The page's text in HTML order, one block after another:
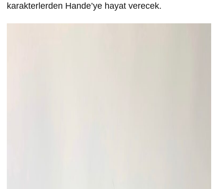
karakterlerden Hande’ye hayat verecek.